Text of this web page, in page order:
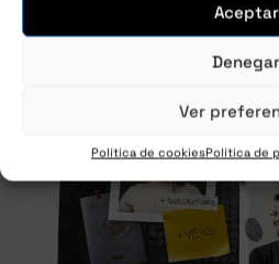
Aceptar
Denegar
Ver
Política de cookiesPolítica de